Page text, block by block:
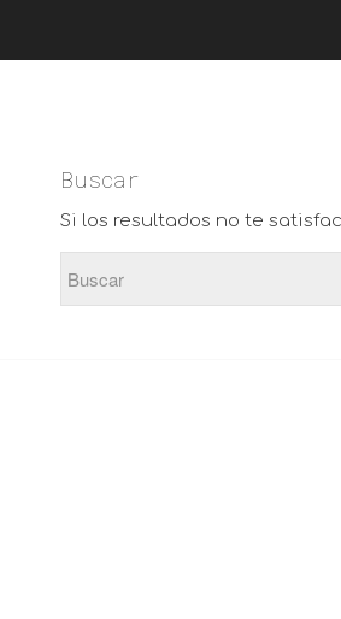
Buscar
Si los resultados no te